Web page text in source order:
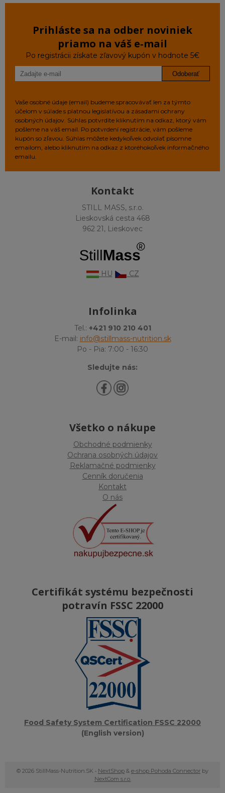
Prihláste sa na odber noviniek
priamo na váš e‑mail
Po registrácii získate zľavový kupón v hodnote 5€
Odoberať
Vaše osobné údaje (email) budeme spracovávať len za týmto
účelom v súlade s platnou legislatívou a zásadami ochrany
osobných údajov. Súhlas potvrdíte kliknutím na odkaz, ktorý vám
pošleme na váš email. Po potvrdení registrácie, vám pošleme
kupón so zľavou. Súhlas môžete kedykoľvek odvolať písomne
emailom, alebo kliknutím na odkaz z ktoréhokoľvek informačného
emailu.
Kontakt
STILL MASS, s.r.o.
Lieskovská cesta 468
962 21, Lieskovec
HU CZ
Infolinka
Tel.: +421 910 210 401
E-mail: info@stillmass-nutrition.sk
Po - Pia: 7:00 - 16:30
Sledujte nás:
Všetko o nákupe
Obchodné podmienky
Ochrana osobných údajov
Reklamačné podmienky
Cenník doručenia
Kontakt
O nás
Certifikát systému bezpečnosti
potravín FSSC 22000
Food Safety System Certification FSSC 22000
(English version)
© 2026 StillMass-Nutrition.SK • NextShop & e-shop Pohoda Connector by
NextCom s.r.o.